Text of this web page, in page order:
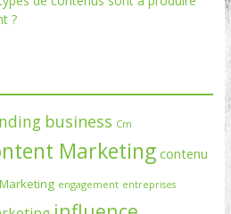
?
business Cm
Marketing contenu
engagement entreprises